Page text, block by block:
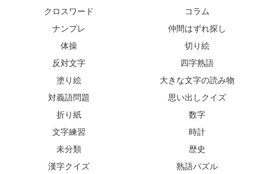
クロスワード
コラム
ナンプレ
仲間はずれ探し
体操
切り絵
反対文字
四字熟語
塗り絵
大きな文字の読み物
対義語問題
思い出しクイズ
折り紙
数字
文字練習
時計
未分類
歴史
漢字クイズ
熟語パズル